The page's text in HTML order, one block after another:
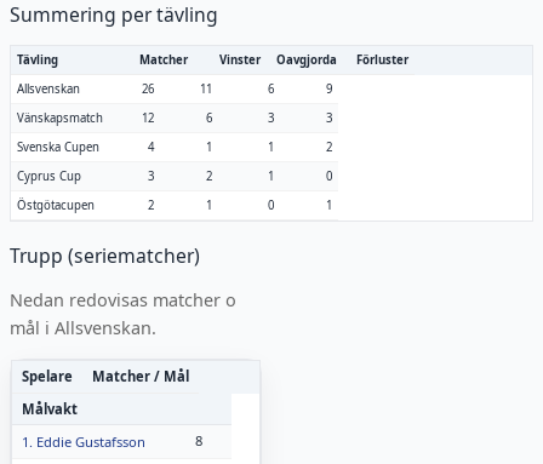
Summering per tävling
Tävling Matcher Vinster Oavgjorda
Förluster
Allsvenskan
26 11 6
9
Vänskapsmatch
12 6 3
3
Svenska Cupen
4 1 1
2
Cyprus Cup
3 2 1
0
Östgötacupen
2 1 0 1
Trupp (seriematcher)
Nedan redovisas matcher o
mål i Allsvenskan.
Spelare
Matcher / Mål
Målvakt
1. Eddie Gustafsson
8